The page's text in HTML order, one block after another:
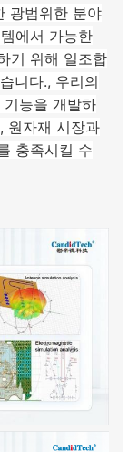
광범위한 분야
에서 가능한
기 위해 일조합
니다., 우리의
능을 개발하
원자재 시장과
충족시킬 수